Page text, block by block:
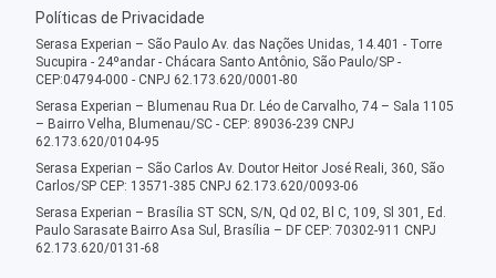
Políticas de Privacidade
Serasa Experian – São Paulo Av. das Nações Unidas, 14.401 - Torre
Sucupira - 24ºandar - Chácara Santo Antônio, São Paulo/SP -
CEP:04794-000 - CNPJ 62.173.620/0001-80
Serasa Experian – Blumenau Rua Dr. Léo de Carvalho, 74 – Sala 1105
– Bairro Velha, Blumenau/SC - CEP: 89036-239 CNPJ
62.173.620/0104-95
Serasa Experian – São Carlos Av. Doutor Heitor José Reali, 360, São
Carlos/SP CEP: 13571-385 CNPJ 62.173.620/0093-06
Serasa Experian – Brasília ST SCN, S/N, Qd 02, Bl C, 109, Sl 301, Ed.
Paulo Sarasate Bairro Asa Sul, Brasília – DF CEP: 70302-911 CNPJ
62.173.620/0131-68